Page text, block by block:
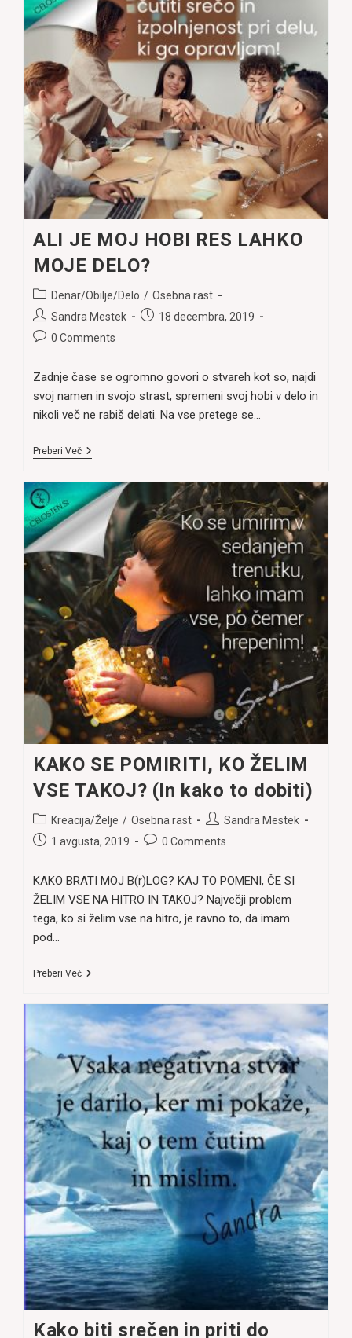
ALI JE MOJ HOBI RES LAHKO
MOJE DELO?
Post
category:
Denar/Obilje/Delo / Osebna rast
Post
author:
Sandra Mestek
Post18 decembra, 2019
Post0 Comments
Zadnje čase se ogromno govori o stvareh kot so, najdi
svoj namen in svojo strast, spremeni svoj hobi v delo in
nikoli več ne rabiš delati. Na vse pretege se…
Preberi VečALI
HOBI
RES
LAHKO
MOJE
DELO?
KAKO SE POMIRITI, KO ŽELIM
VSE TAKOJ? (In kako to dobiti)
Post
category:
Kreacija/Želje / Osebna rast
Post
author:
Sandra Mestek
Post1 avgusta, 2019
Post0 Comments
KAKO BRATI MOJ B(r)LOG? KAJ TO POMENI, ČE SI
ŽELIM VSE NA HITRO IN TAKOJ? Največji problem
tega, ko si želim vse na hitro, je ravno to, da imam
pod…
Preberi VečKAKO
ŽELIM
TAKOJ?
(In
Kako
To
Dobiti)
Kako biti srečen in priti do